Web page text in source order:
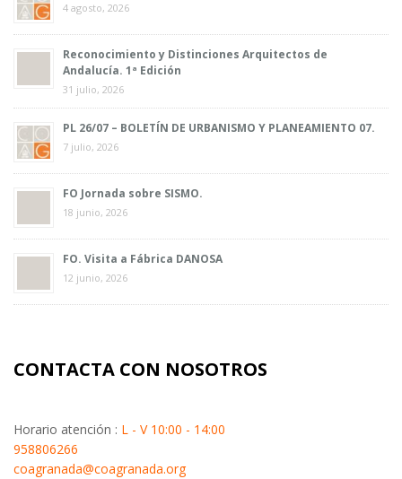
4 agosto, 2026
Reconocimiento y Distinciones Arquitectos de
Andalucía. 1ª Edición
31 julio, 2026
PL 26/07 – BOLETÍN DE URBANISMO Y PLANEAMIENTO 07.
7 julio, 2026
FO Jornada sobre SISMO.
18 junio, 2026
FO. Visita a Fábrica DANOSA
12 junio, 2026
CONTACTA CON NOSOTROS
Horario atención : L - V 10:00 - 14:00
958806266
coagranada@coagranada.org